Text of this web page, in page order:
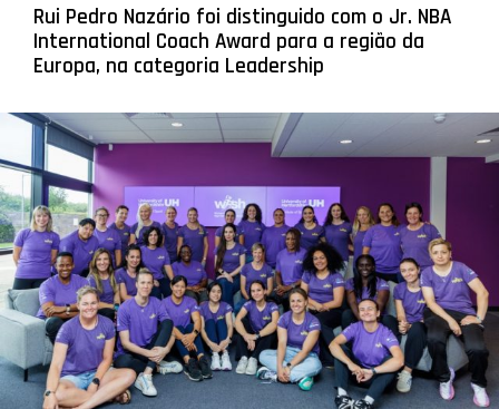
Rui Pedro Nazário foi distinguido com o Jr. NBA
International Coach Award para a região da
Europa, na categoria Leadership